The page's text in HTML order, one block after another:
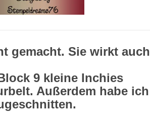
gemacht. Sie wirkt auch
9 kleine Inchies
Außerdem habe ich